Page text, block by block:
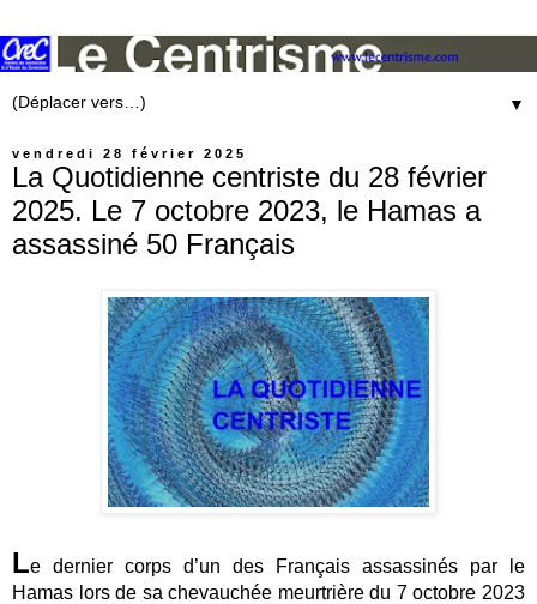
▼
vendredi 28 février 2025
La Quotidienne centriste du 28 février
2025. Le 7 octobre 2023, le Hamas a
assassiné 50 Français
Le dernier corps d’un des Français assassinés par le
Hamas lors de sa chevauchée meurtrière du 7 octobre 2023